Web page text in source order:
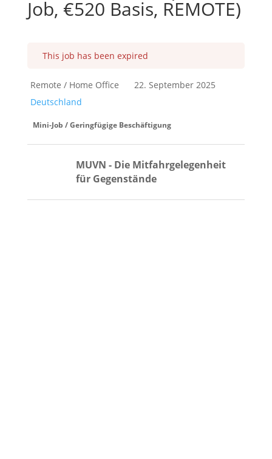
Job, €520 Basis, REMOTE)
This job has been expired
Remote / Home Office
22. September 2025
Deutschland
Mini-Job / Geringfügige Beschäftigung
MUVN - Die Mitfahrgelegenheit
für Gegenstände